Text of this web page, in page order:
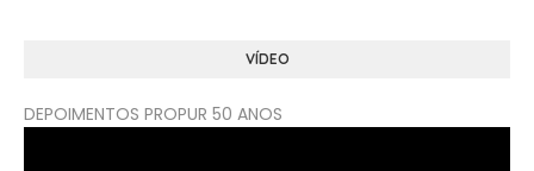
VÍDEO
DEPOIMENTOS PROPUR 50 ANOS